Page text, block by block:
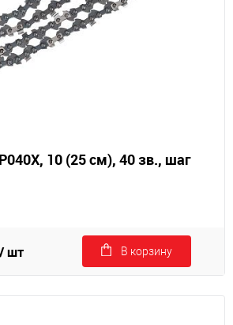
10 (25 см), 40 зв., шаг
/ шт В корзину